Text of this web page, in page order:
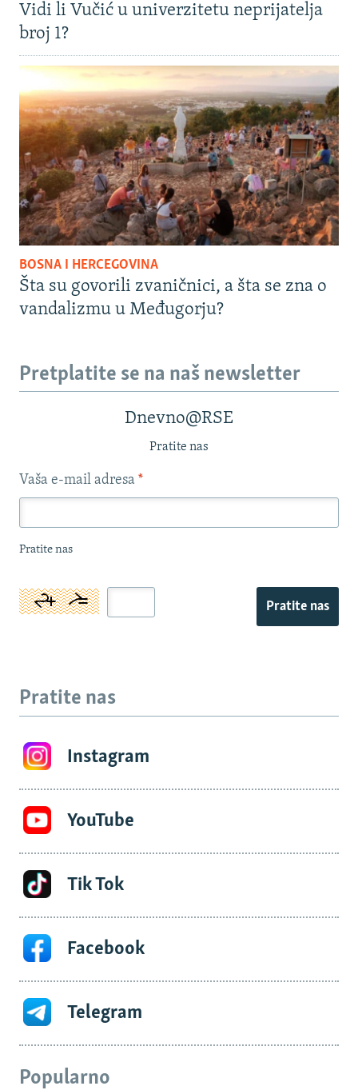
Vidi li Vučić u univerzitetu neprijatelja
broj 1?
BOSNA I HERCEGOVINA
Šta su govorili zvaničnici, a šta se zna o
vandalizmu u Međugorju?
Pretplatite se na naš newsletter
Dnevno@RSE
Pratite nas
Vaša e-mail adresa *
Pratite nas
Pratite nas
Pratite nas
Instagram
YouTube
Tik Tok
Facebook
Telegram
Popularno